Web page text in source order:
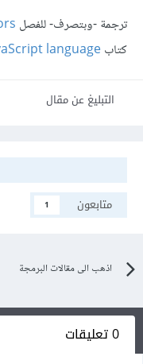
ترجمة -وبتصرف- للفصل
كتابlanguage
التبليغ عن مقال
متابعون
1
اذهب الى مقالات البرمجة
0 تعليقات